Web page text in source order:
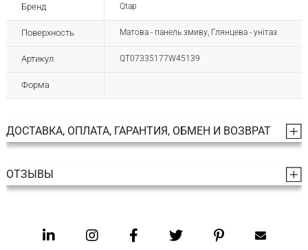
Бренд Qtap
Поверхность Матова - панель змиву, Глянцева - унітаз
Артикул QT07335177W45139
Форма
ДОСТАВКА, ОПЛАТА, ГАРАНТИЯ, ОБМЕН И ВОЗВРАТ
ОТЗЫВЫ